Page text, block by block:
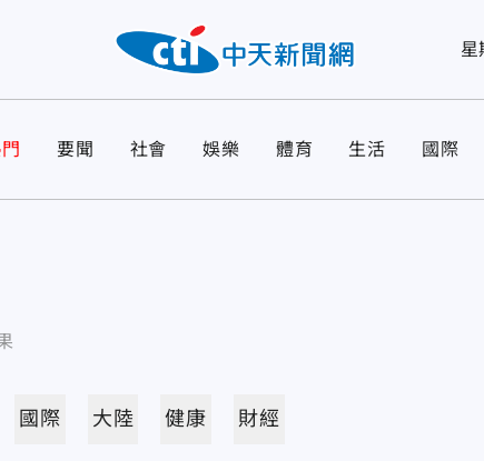
星
要聞 社會 娛樂 體育 生活 國際
國際 大陸 健康 財經